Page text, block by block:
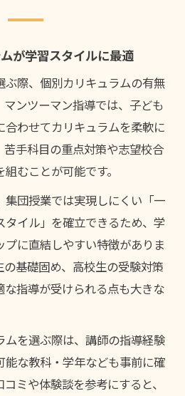
が学習スタイルに最適
際、個別カリキュラムの有無
ンツーマン指導では、子ども
合わせてカリキュラムを柔軟に
手科目の重点対策や志望校合
むことが可能です。
集団授業では実現しにくい「一
イル」を確立できるため、学
に直結しやすい特徴がありま
基礎固め、高校生の受験対策
な指導が受けられる点も大きな
ムを選ぶ際は、講師の指導経験
能な教科・学年なども事前に確
ミや体験談を参考にすると、